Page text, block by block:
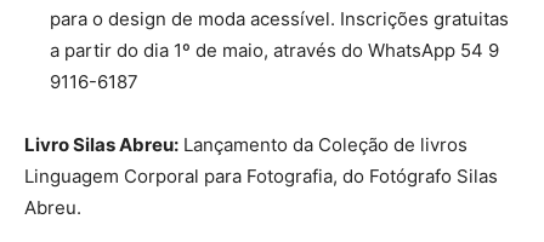
para o design de moda acessível. Inscrições gratuitas
a partir do dia 1º de maio, através do WhatsApp 54 9
9116-6187
Livro Silas Abreu: Lançamento da Coleção de livros
Linguagem Corporal para Fotografia, do Fotógrafo Silas
Abreu.